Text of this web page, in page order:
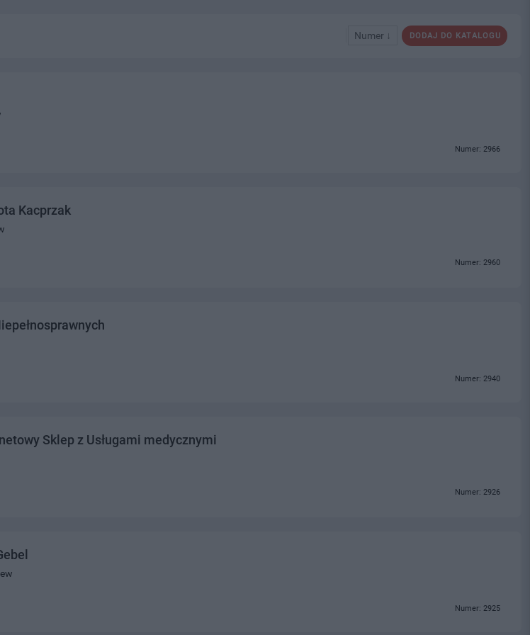
DODAJ DO KATALOGU
Numer ↓
Numer: 2966
Kacprzak
Numer: 2960
Numer: 2940
Sklep z Usługami medycznymi
Numer: 2926
Numer: 2925